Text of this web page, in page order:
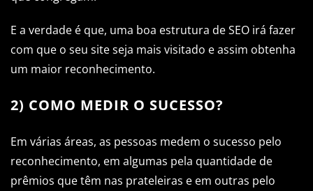
E a verdade é que, uma boa estrutura de SEO irá fazer
com que o seu site seja mais visitado e assim obtenha
um maior reconhecimento.
2) COMO MEDIR O SUCESSO?
Em várias áreas, as pessoas medem o sucesso pelo
reconhecimento, em algumas pela quantidade de
prêmios que têm nas prateleiras e em outras pelo